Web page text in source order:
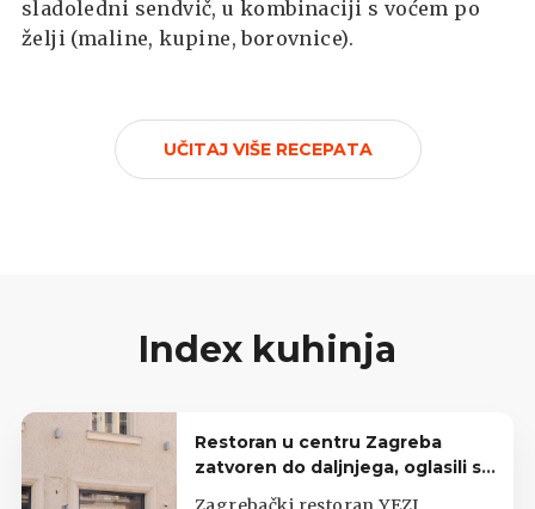
sladoledni sendvič, u kombinaciji s voćem po
želji (maline, kupine, borovnice).
UČITAJ VIŠE RECEPATA
Index kuhinja
Restoran u centru Zagreba
zatvoren do daljnjega, oglasili se
iz lokala